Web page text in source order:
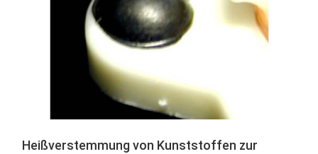
Heißverstemmung von Kunststoffen zur